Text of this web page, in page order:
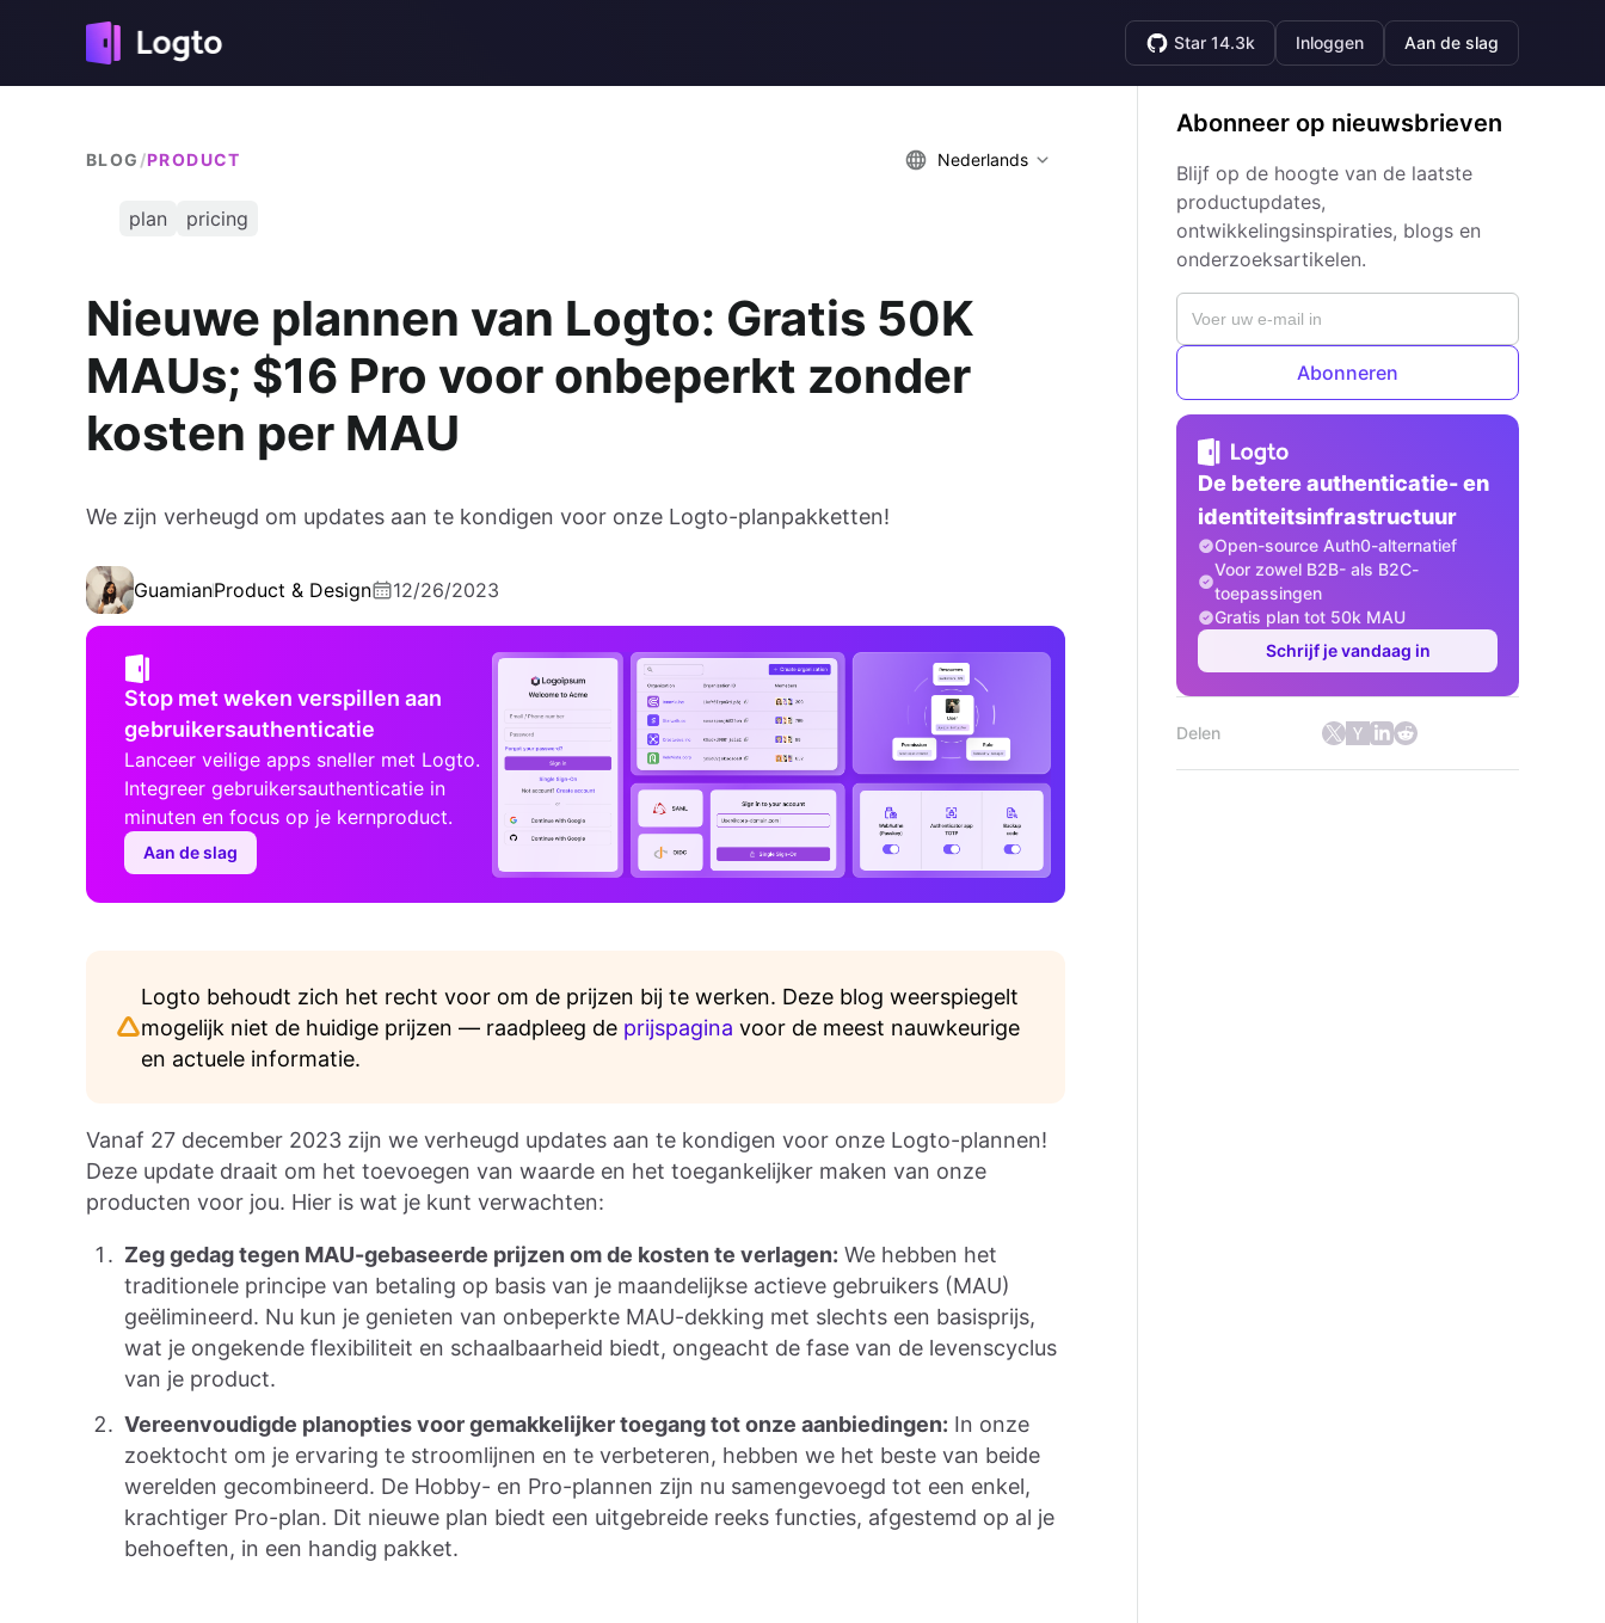
Star 14.3k Inloggen Aan de slag
BLOG /PRODUCT Nederlands
plan pricing
Nieuwe plannen van Logto: Gratis 50K
MAUs; $16 Pro voor onbeperkt zonder
kosten per MAU
We zijn verheugd om updates aan te kondigen voor onze Logto-planpakketten!
GuamianProduct & Design 12/26/2023
Stop met weken verspillen aan
gebruikersauthenticatie
Lanceer veilige apps sneller met Logto.
Integreer gebruikersauthenticatie in
minuten en focus op je kernproduct.
Aan de slag
Logto behoudt zich het recht voor om de prijzen bij te werken. Deze blog weerspiegelt
mogelijk niet de huidige prijzen — raadpleeg de prijspagina voor de meest nauwkeurige
en actuele informatie.
Vanaf 27 december 2023 zijn we verheugd updates aan te kondigen voor onze Logto-plannen!
Deze update draait om het toevoegen van waarde en het toegankelijker maken van onze
producten voor jou. Hier is wat je kunt verwachten:
Zeg gedag tegen MAU-gebaseerde prijzen om de kosten te verlagen: We hebben het
traditionele principe van betaling op basis van je maandelijkse actieve gebruikers (MAU)
geëlimineerd. Nu kun je genieten van onbeperkte MAU-dekking met slechts een basisprijs,
wat je ongekende flexibiliteit en schaalbaarheid biedt, ongeacht de fase van de levenscyclus
van je product.
Vereenvoudigde planopties voor gemakkelijker toegang tot onze aanbiedingen: In onze
zoektocht om je ervaring te stroomlijnen en te verbeteren, hebben we het beste van beide
werelden gecombineerd. De Hobby- en Pro-plannen zijn nu samengevoegd tot een enkel,
krachtiger Pro-plan. Dit nieuwe plan biedt een uitgebreide reeks functies, afgestemd op al je
behoeften, in een handig pakket.
Abonneer op nieuwsbrieven
Blijf op de hoogte van de laatste
productupdates,
ontwikkelingsinspiraties, blogs en
onderzoeksartikelen.
Abonneren
De betere authenticatie- en
identiteitsinfrastructuur
Open-source Auth0-alternatief
Voor zowel B2B- als B2C-
toepassingen
Gratis plan tot 50k MAU
Schrijf je vandaag in
Delen